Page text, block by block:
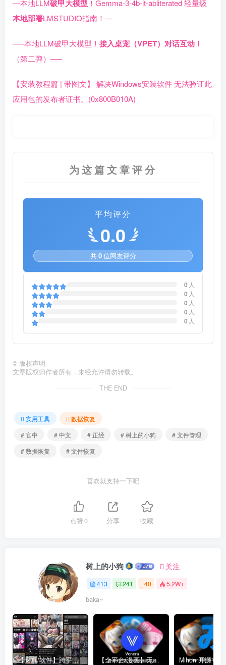
—本地LLM破甲大模型 ！Gemma-3-4b-it-abliterated 轻量级
本地部署LMSTUDIO指南！—
—–本地LLM破甲大模型！ 接入桌宠（VPET）对话互动！
（第二弹）—–
【安装教程篇 | 带图文】 解决Windows安装软件 无法验证此
应用包的发布者证书。(0x800B010A)
为这篇文章评分
平均评分
0.0
共0位网友评分
0 人
0 人
0 人
0 人
0 人
© 版权声明
文章版权归作者所有，未经允许请勿转载。
THE END
实用工具
数据恢复
# 官中
# 中文 # 正经 # 树上的小狗
# 文件管理
# 数据恢复
# 文件恢复
喜欢就支持一下吧
点赞0 分享 收藏
树上的小狗 关注
413 241 40 5.2W+
baka~
【安卓/软件】跨平台免代理直连P站 Pixez-Flutter V0.9.105 动图 | 以图搜源 | 批量下载 | Pixiv | 漫画 小说 插图 【全平台/漫画】无广告 漫画阅读器 Venera 支持 禁漫/哔咔/拷贝漫画源 更新 v1.6.3 附带 漫画源 部分地址已更新 安卓 | Mac | IOS | Widows